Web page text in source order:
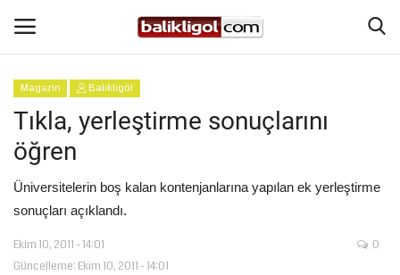
Giriş Yap
Anasayfa
Köşe Yazıları
Magazin
Magazin Balıklıgöl
Tıkla, yerleştirme sonuçlarını
öğren
Üniversitelerin boş kalan kontenjanlarına yapılan ek yerleştirme
sonuçları açıklandı.
Ekim 10, 2011 - 14:01
Güncelleme: Ekim 10, 2011 - 14:01
0